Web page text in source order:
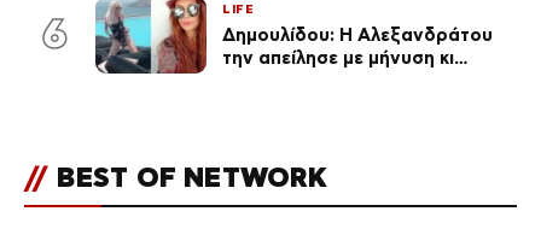
6
LIFE
Δημουλίδου: Η Αλεξανδράτου
την απείλησε με μήνυση κι
// BEST OF NETWORK